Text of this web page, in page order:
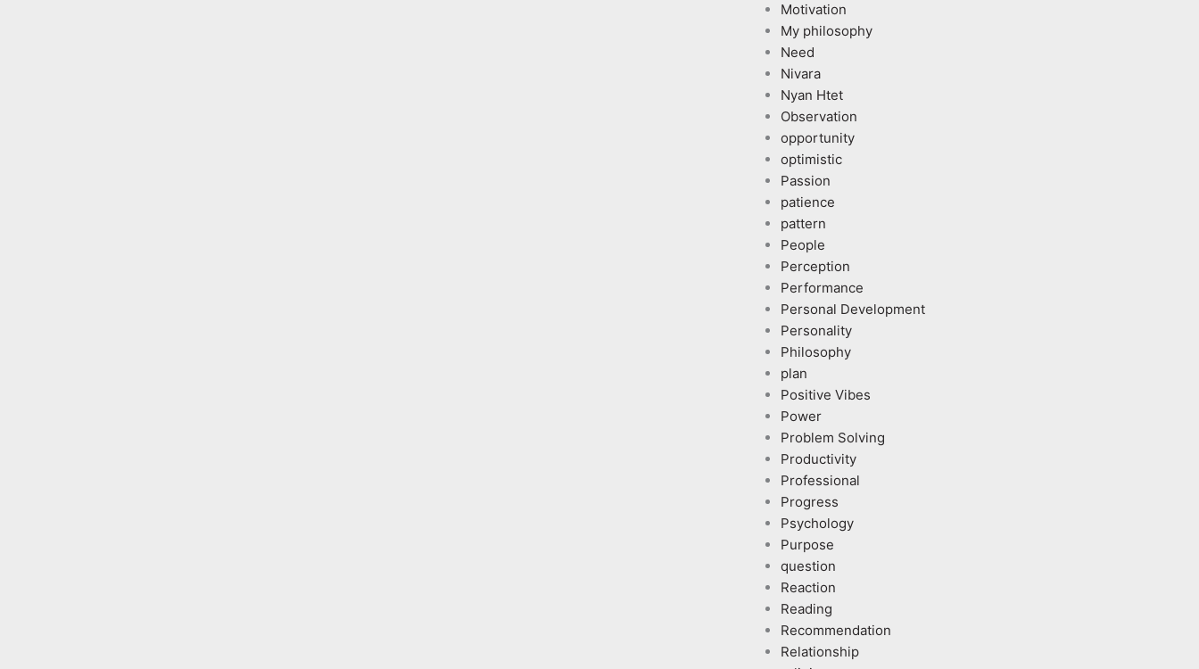
Motivation
My philosophy
Need
Nivara
Nyan Htet
Observation
opportunity
optimistic
Passion
patience
pattern
People
Perception
Performance
Personal Development
Personality
Philosophy
plan
Positive Vibes
Power
Problem Solving
Productivity
Professional
Progress
Psychology
Purpose
question
Reaction
Reading
Recommendation
Relationship